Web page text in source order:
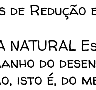
de
do
isto é, do